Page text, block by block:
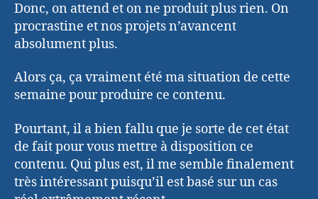
Donc, on attend et on ne produit plus rien. On
procrastine et nos projets n’avancent
absolument plus.
Alors ça, ça vraiment été ma situation de cette
semaine pour produire ce contenu.
Pourtant, il a bien fallu que je sorte de cet état
de fait pour vous mettre à disposition ce
contenu. Qui plus est, il me semble finalement
très intéressant puisqu’il est basé sur un cas